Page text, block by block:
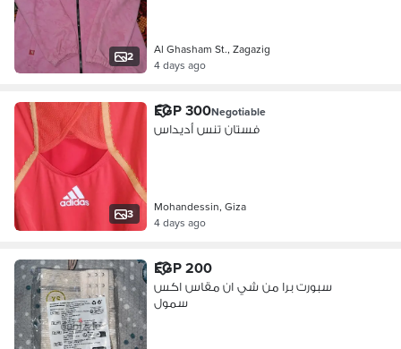
2
Al Ghasham St., Zagazig
4 days ago
3
EGP 300Negotiable
فستان تنس أديداس
Mohandessin, Giza
4 days ago
EGP 200
سبورت برا من شي ان مقاس اكس
سمول